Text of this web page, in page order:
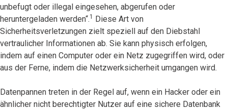
unbefugt oder illegal eingesehen, abgerufen oder
heruntergeladen werden“.1 Diese Art von
Sicherheitsverletzungen zielt speziell auf den Diebstahl
vertraulicher Informationen ab. Sie kann physisch erfolgen,
indem auf einen Computer oder ein Netz zugegriffen wird, oder
aus der Ferne, indem die Netzwerksicherheit umgangen wird.
Datenpannen treten in der Regel auf, wenn ein Hacker oder ein
ähnlicher nicht berechtigter Nutzer auf eine sichere Datenbank